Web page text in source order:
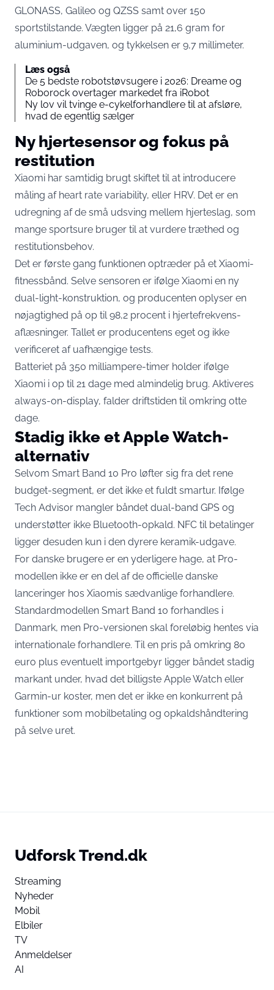
GLONASS, Galileo og QZSS samt over 150
sportstilstande. Vægten ligger på 21,6 gram for
aluminium-udgaven, og tykkelsen er 9,7 millimeter.
Læs også
De 5 bedste robotstøvsugere i 2026: Dreame og
Roborock overtager markedet fra iRobot
Ny lov vil tvinge e-cykelforhandlere til at afsløre,
hvad de egentlig sælger
Ny hjertesensor og fokus på
restitution
Xiaomi har samtidig brugt skiftet til at introducere
måling af heart rate variability, eller HRV. Det er en
udregning af de små udsving mellem hjerteslag, som
mange sportsure bruger til at vurdere træthed og
restitutionsbehov.
Det er første gang funktionen optræder på et Xiaomi-
fitnessbånd. Selve sensoren er ifølge Xiaomi en ny
dual-light-konstruktion, og producenten oplyser en
nøjagtighed på op til 98,2 procent i hjertefrekvens-
aflæsninger. Tallet er producentens eget og ikke
verificeret af uafhængige tests.
Batteriet på 350 milliampere-timer holder ifølge
Xiaomi i op til 21 dage med almindelig brug. Aktiveres
always-on-display, falder driftstiden til omkring otte
dage.
Stadig ikke et Apple Watch-
alternativ
Selvom Smart Band 10 Pro løfter sig fra det rene
budget-segment, er det ikke et fuldt smartur. Ifølge
Tech Advisor mangler båndet dual-band GPS og
understøtter ikke Bluetooth-opkald. NFC til betalinger
ligger desuden kun i den dyrere keramik-udgave.
For danske brugere er en yderligere hage, at Pro-
modellen ikke er en del af de officielle danske
lanceringer hos Xiaomis sædvanlige forhandlere.
Standardmodellen Smart Band 10 forhandles i
Danmark, men Pro-versionen skal foreløbig hentes via
internationale forhandlere. Til en pris på omkring 80
euro plus eventuelt importgebyr ligger båndet stadig
markant under, hvad det billigste Apple Watch eller
Garmin-ur koster, men det er ikke en konkurrent på
funktioner som mobilbetaling og opkaldshåndtering
på selve uret.
Udforsk Trend.dk
Streaming
Nyheder
Mobil
Elbiler
TV
Anmeldelser
AI